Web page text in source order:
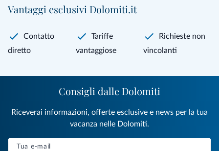
Vantaggi esclusivi Dolomiti.it
Contatto
diretto
Tariffe
vantaggiose
Richieste non
vincolanti
Consigli dalle Dolomiti
Riceverai informazioni, offerte esclusive e news per la tua
vacanza nelle Dolomiti.